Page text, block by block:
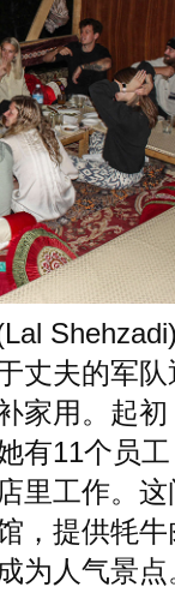
丈夫的军
家用。起
有11个员
里工作。
，提供牦
为人气景点